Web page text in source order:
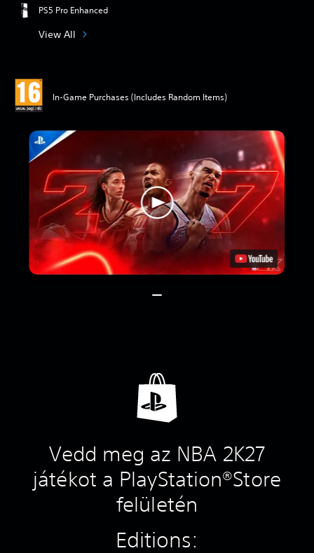
PS5 Pro Enhanced
View All
In-Game Purchases (Includes Random Items)
Vedd meg az NBA 2K27
játékot a PlayStation®Store
felületén
Editions: